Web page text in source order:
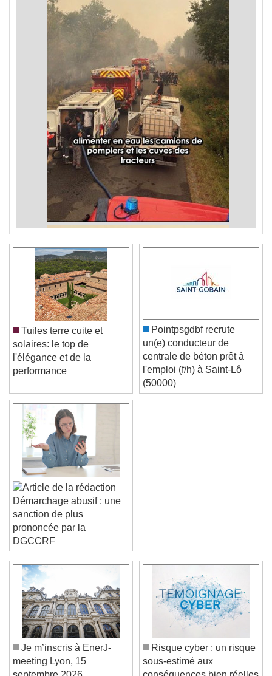
Video Player is loading.
Play
Skip Backward
Skip Forward
Unmute
Current Time0:00
/
Duration -:-
Loaded : 0%
Stream Type
Tuiles terre cuite et
solaires: le top de
l'élégance et de la
Pointpsgdbf recrute
un(e) conducteur de
centrale de béton prêt à
l'emploi (f/h) à Saint-Lô
(50000)
Démarchage abusif : une
sanction de plus
prononcée par la
DGCCRF
Je m’inscris à EnerJ-
meeting Lyon, 15
Risque cyber : un risque
sous-estimé aux